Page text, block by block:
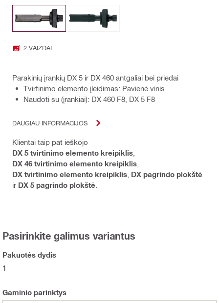
2 VAIZDAI
Parakinių įrankių DX 5 ir DX 460 antgaliai bei priedai
Tvirtinimo elemento įleidimas: Pavienė vinis
Naudoti su (įrankiai): DX 460 F8, DX 5 F8
DAUGIAU INFORMACIJOS
Klientai taip pat ieškojo
DX 5 tvirtinimo elemento kreipiklis
DX 46 tvirtinimo elemento kreipiklis
DX tvirtinimo elemento kreipiklis DX pagrindo plokštė
ir DX 5 pagrindo plokštė
Pasirinkite galimus variantus
Pakuotės dydis
1
Gaminio parinktys